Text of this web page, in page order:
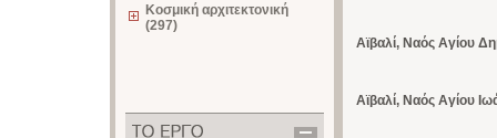
Κοσμική αρχιτεκτονική
(297)
Αϊβαλί, Ναός Αγίου
Αϊβαλί, Ναός Αγίου